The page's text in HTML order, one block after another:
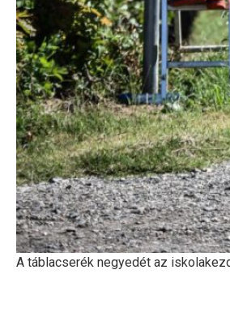
A táblacserék negyedét az